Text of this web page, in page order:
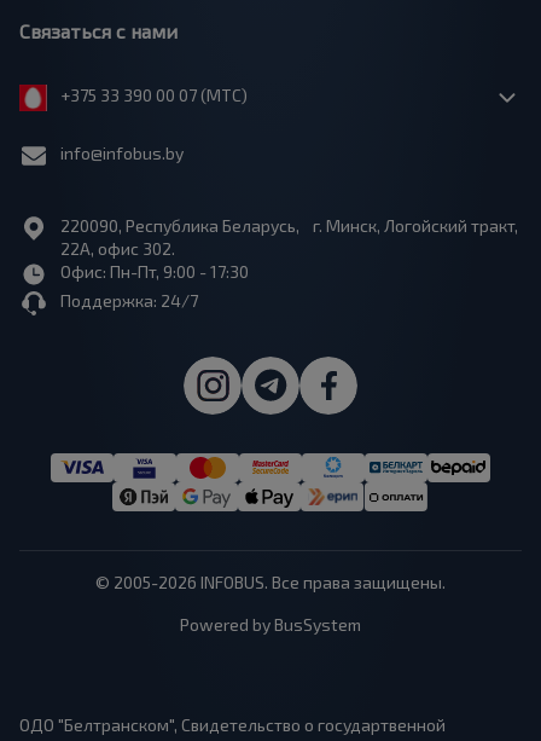
Связаться с нами
+375 33 390 00 07 (МТС)
info@infobus.by
220090, Республика Беларусь, г. Минск, Логойский тракт,
22А, офис 302.
Офис: Пн-Пт, 9:00 - 17:30
Поддержка: 24/7
© 2005-2026 INFOBUS. Все права защищены.
Powered by BusSystem
ОДО "Белтранском", Свидетельство о государтвенной